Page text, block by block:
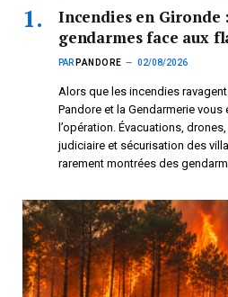
Incendies en Gironde
gendarmes face aux
PAR PANDORE 02/08/2026
Alors que les incendies
Pandore et la Gendarmerie
l’opération. Évacuations,
judiciaire et sécurisation des
rarement montrées des